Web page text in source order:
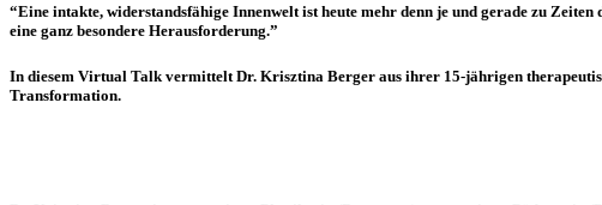
“Eine intakte, widerstandsfähige Innenwelt ist heute mehr denn je und gerade zu
eine ganz besondere Herausforderung.”
In diesem Virtual Talk vermittelt Dr. Krisztina Berger aus ihrer 15-jährigen
Transformation.